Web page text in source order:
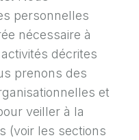
personnelles
nécessaire à
décrites
prenons des
et
veiller à la
(voir les sections